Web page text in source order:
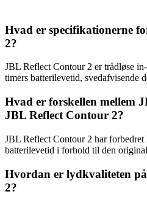
Hvad er specifikationerne
2?
JBL Reflect Contour 2 er trådløse
timers batterilevetid, svedafvisende
Hvad er forskellen mellem
JBL Reflect Contour 2?
JBL Reflect Contour 2 har
batterilevetid i forhold til den
Hvordan er lydkvaliteten
2?